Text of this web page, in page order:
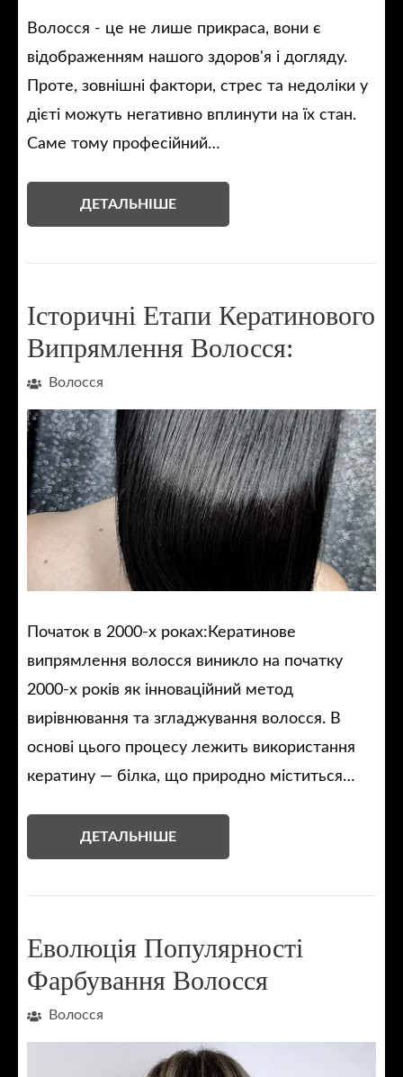
Волосся - це не лише прикраса, вони є
відображенням нашого здоров'я і догляду.
Проте, зовнішні фактори, стрес та недоліки у
дієті можуть негативно вплинути на їх стан.
Саме тому професійний…
ДЕТАЛЬНІШЕ
Історичні Етапи Кератинового
Випрямлення Волосся:
Волосся
Початок в 2000-х роках:Кератинове
випрямлення волосся виникло на початку
2000-х років як інноваційний метод
вирівнювання та згладжування волосся. В
основі цього процесу лежить використання
кератину — білка, що природно міститься…
ДЕТАЛЬНІШЕ
Еволюція Популярності
Фарбування Волосся
Волосся